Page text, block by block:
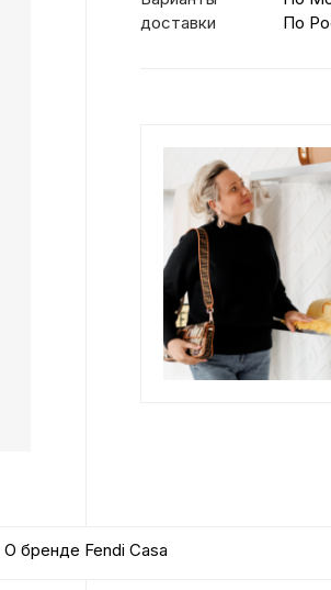
доставки
По
О бренде Fendi Casa